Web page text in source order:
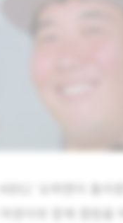
‘슈퍼맨이 돌아
영이와 함께 캠핑을